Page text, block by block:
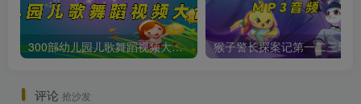
300部幼儿园儿歌舞蹈视频大合集
评论 抢沙发